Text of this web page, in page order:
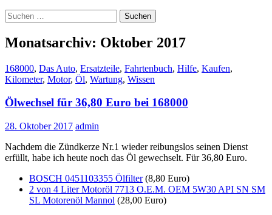
Suchen
nach:
Monatsarchiv: Oktober 2017
168000, Das Auto, Ersatzteile, Fahrtenbuch, Hilfe, Kaufen,
Kilometer, Motor, Öl, Wartung, Wissen
Ölwechsel für 36,80 Euro bei 168000
28. Oktober 2017 admin
Nachdem die Zündkerze Nr.1 wieder reibungslos seinen Dienst
erfüllt, habe ich heute noch das Öl gewechselt. Für 36,80 Euro.
BOSCH 0451103355 Ölfilter(8,80 Euro)
2 von 4 Liter Motoröl 7713 O.E.M. OEM 5W30 API SN SM
SL Motorenöl Mannol (28,00 Euro)